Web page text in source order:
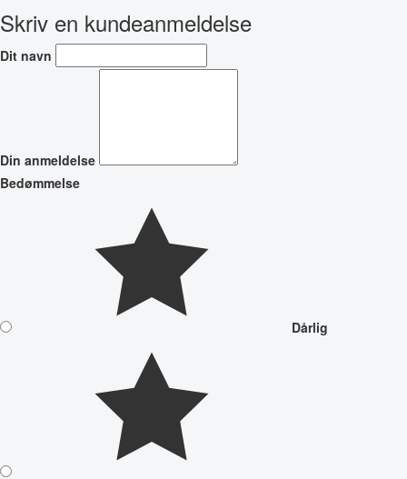
Skriv en kundeanmeldelse
Dit navn
Din anmeldelse
Bedømmelse
Dårlig